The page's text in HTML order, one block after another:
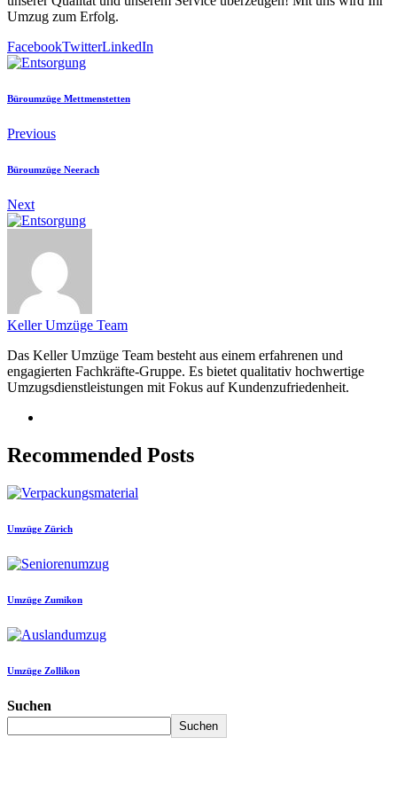
Umzug zum Erfolg.
FacebookTwitterLinkedIn
Büroumzüge Mettmenstetten
Previous
Büroumzüge Neerach
Next
Keller Umzüge Team
Das Keller Umzüge Team besteht aus einem erfahrenen und
engagierten Fachkräfte-Gruppe. Es bietet qualitativ hochwertige
Umzugsdienstleistungen mit Fokus auf Kundenzufriedenheit.
Recommended Posts
Umzüge Zürich
Umzüge Zumikon
Umzüge Zollikon
Suchen
Suchen